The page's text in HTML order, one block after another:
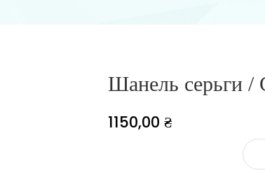
Шанель серьги /
1150,00 ₴